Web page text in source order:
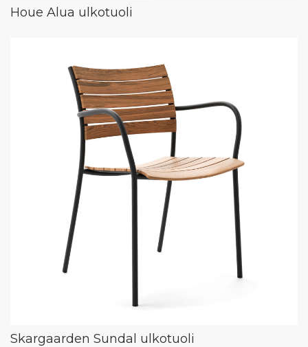
Houe Alua ulkotuoli
Skargaarden Sundal ulkotuoli